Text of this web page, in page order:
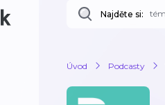
Najděte si:
Úvod Podcasty